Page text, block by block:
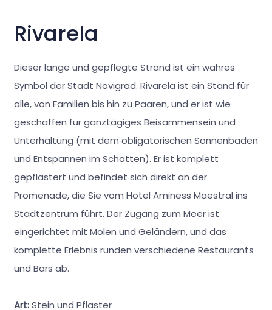
Rivarela
Dieser lange und gepflegte Strand ist ein wahres
Symbol der Stadt Novigrad. Rivarela ist ein Stand für
alle, von Familien bis hin zu Paaren, und er ist wie
geschaffen für ganztägiges Beisammensein und
Unterhaltung (mit dem obligatorischen Sonnenbaden
und Entspannen im Schatten). Er ist komplett
gepflastert und befindet sich direkt an der
Promenade, die Sie vom Hotel Aminess Maestral ins
Stadtzentrum führt. Der Zugang zum Meer ist
eingerichtet mit Molen und Geländern, und das
komplette Erlebnis runden verschiedene Restaurants
und Bars ab.
Art:Stein und Pflaster